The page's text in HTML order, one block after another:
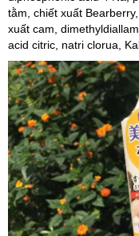
tằm, chiết xuất
xuất cam,
acid citric, natri clorua,